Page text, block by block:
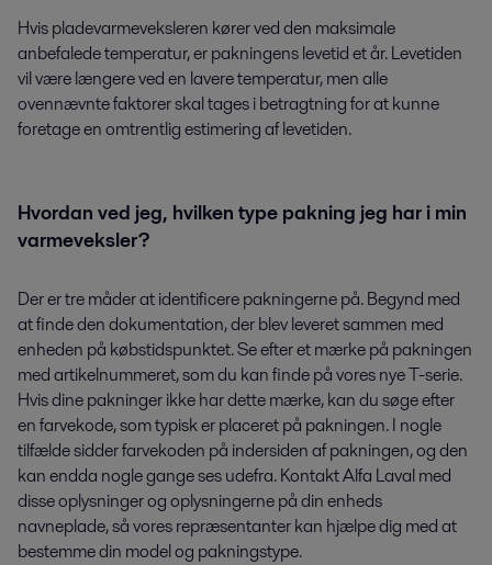
Hvis pladevarmeveksleren kører ved den maksimale
anbefalede temperatur, er pakningens levetid et år. Levetiden
vil være længere ved en lavere temperatur, men alle
ovennævnte faktorer skal tages i betragtning for at kunne
foretage en omtrentlig estimering af levetiden.
Hvordan ved jeg, hvilken type pakning jeg har i min
varmeveksler?
Der er tre måder at identificere pakningerne på. Begynd med
at finde den dokumentation, der blev leveret sammen med
enheden på købstidspunktet. Se efter et mærke på pakningen
med artikelnummeret, som du kan finde på vores nye T-serie.
Hvis dine pakninger ikke har dette mærke, kan du søge efter
en farvekode, som typisk er placeret på pakningen. I nogle
tilfælde sidder farvekoden på indersiden af pakningen, og den
kan endda nogle gange ses udefra. Kontakt Alfa Laval med
disse oplysninger og oplysningerne på din enheds
navneplade, så vores repræsentanter kan hjælpe dig med at
bestemme din model og pakningstype.